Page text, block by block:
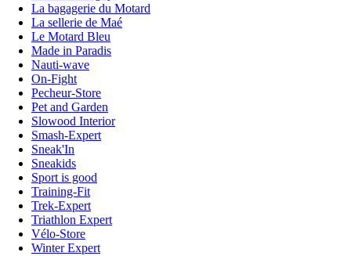
La bagagerie du Motard
La sellerie de Maé
Le Motard Bleu
Made in Paradis
Nauti-wave
On-Fight
Pecheur-Store
Pet and Garden
Slowood Interior
Smash-Expert
Sneak'In
Sneakids
Sport is good
Training-Fit
Trek-Expert
Triathlon Expert
Vélo-Store
Winter Expert